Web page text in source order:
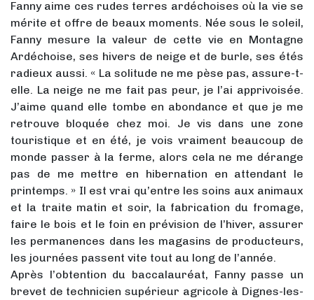
Fanny aime ces rudes terres ardéchoises où la vie se
mérite et offre de beaux moments. Née sous le soleil,
Fanny mesure la valeur de cette vie en Montagne
Ardéchoise, ses hivers de neige et de burle, ses étés
radieux aussi. « La solitude ne me pèse pas, assure-t-
elle. La neige ne me fait pas peur, je l’ai apprivoisée.
J’aime quand elle tombe en abondance et que je me
retrouve bloquée chez moi. Je vis dans une zone
touristique et en été, je vois vraiment beaucoup de
monde passer à la ferme, alors cela ne me dérange
pas de me mettre en hibernation en attendant le
printemps. » Il est vrai qu’entre les soins aux animaux
et la traite matin et soir, la fabrication du fromage,
faire le bois et le foin en prévision de l’hiver, assurer
les permanences dans les magasins de producteurs,
les journées passent vite tout au long de l’année.
Après l’obtention du baccalauréat, Fanny passe un
brevet de technicien supérieur agricole à Dignes-les-